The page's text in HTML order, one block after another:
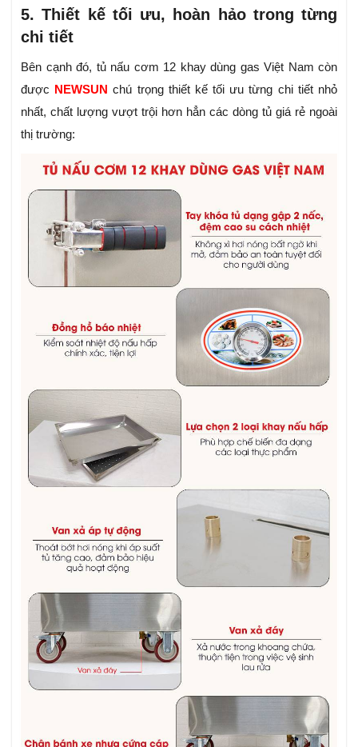
5. Thiết kế tối ưu, hoàn hảo trong từng
chi tiết
Bên cạnh đó, tủ nấu cơm 12 khay dùng gas Việt Nam còn
được NEWSUNchú trọng thiết kế tối ưu từng chi tiết nhỏ
nhất, chất lượng vượt trội hơn hẳn các dòng tủ giá rẻ ngoài
thị trường: